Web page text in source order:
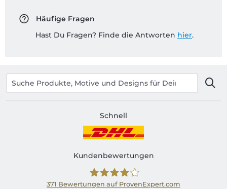
Häufige Fragen
Hast Du Fragen? Finde die Antworten hier.
Schnell
Kundenbewertungen
371 Bewertungen auf ProvenExpert.com